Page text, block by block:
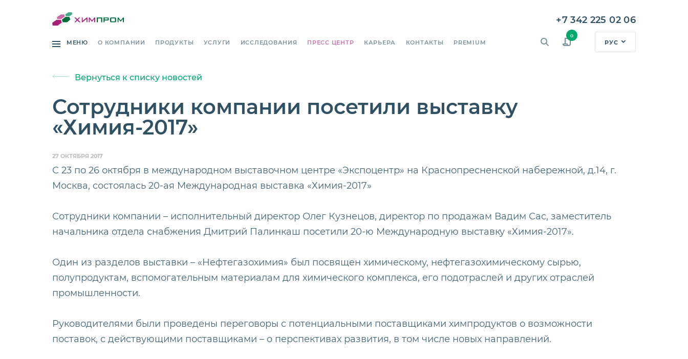
+7 342 225 02 06
МЕНЮ О КОМПАНИИ ПРОДУКТЫ УСЛУГИ ИССЛЕДОВАНИЯ ПРЕСС ЦЕНТР КАРЬЕРА КОНТАКТЫ PREMIUM
0
РУС
Вернуться к списку новостей
Сотрудники компании посетили выставку
«Химия-2017»
27 ОКТЯБРЯ 2017
С 23 по 26 октября в международном выставочном центре «Экспоцентр» на Краснопресненской набережной, д.14, г.
Москва, состоялась 20-ая Международная выставка «Химия-2017»
Сотрудники компании – исполнительный директор Олег Кузнецов, директор по продажам Вадим Сас, заместитель
начальника отдела снабжения Дмитрий Палинкаш посетили 20-ю Международную выставку «Химия-2017».
Один из разделов выставки – «Нефтегазохимия» был посвящен химическому, нефтегазохимическому сырью,
полупродуктам, вспомогательным материалам для химического комплекса, его подотраслей и других отраслей
промышленности.
Руководителями были проведены переговоры с потенциальными поставщиками химпродуктов о возможности
поставок, с действующими поставщиками – о перспективах развития, в том числе новых направлений.